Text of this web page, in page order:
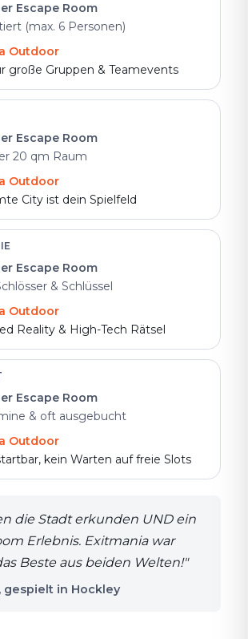
Escape Room
(max. 6 Personen)
Outdoor
große Gruppen & Teamevents
Escape Room
20 qm Raum
Outdoor
City ist dein Spielfeld
Escape Room
& Schlüssel
Outdoor
Reality & High-Tech Rätsel
Escape Room
& oft ausgebucht
Outdoor
kein Warten auf freie Slots
die Stadt erkunden UND ein
Erlebnis. Exitmania war
Beste aus beiden Welten!"
gespielt in Hockley